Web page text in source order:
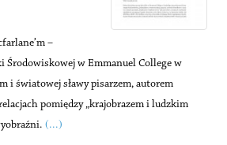
–
Środowiskowej w Emmanuel College w
i światowej sławy pisarzem, autorem
pomiędzy „krajobrazem i ludzkim
(...)